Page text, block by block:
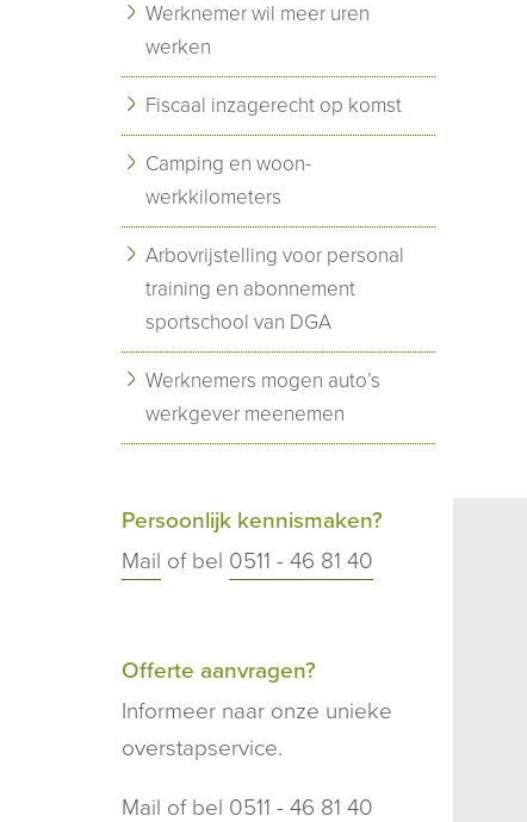
Werknemer wil meer uren
werken
Fiscaal inzagerecht op komst
Camping en woon-
werkkilometers
Arbovrijstelling voor personal
training en abonnement
sportschool van DGA
Werknemers mogen auto’s
werkgever meenemen
Persoonlijk kennismaken?
Mail of bel 0511 - 46 81 40
Offerte aanvragen?
Informeer naar onze unieke
overstapservice.
Mail of bel 0511 - 46 81 40